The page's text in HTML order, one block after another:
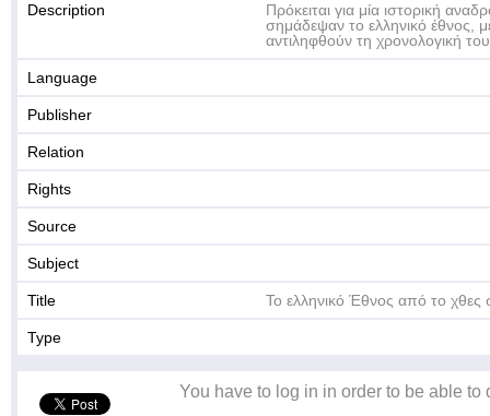
Description
Πρόκειται για μία ιστορική
σημάδεψαν το ελληνικό έθνος,
αντιληφθούν τη χρονολογική
Language
Publisher
Relation
Rights
Source
Subject
Title Το ελληνικό Έθνος από το χθες
Type
You have to log in in order to be able to